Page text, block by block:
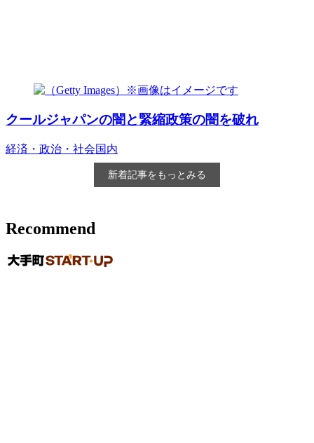
クールジャパンの闇と緊縮政策の闇を破れ
経済・政治・社会国内
新着記事をもっとみる
Recommend